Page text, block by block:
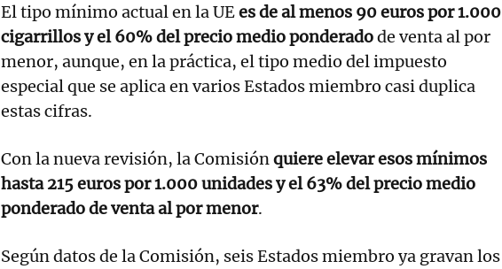
El tipo mínimo actual en la UEes de al menos 90 euros por 1.000
cigarrillos y el 60% del precio medio ponderadode venta al por
menor, aunque, en la práctica, el tipo medio del impuesto
especial que se aplica en varios Estados miembro casi duplica
estas cifras.
Con la nueva revisión, la Comisiónquiere elevar esos mínimos
hasta 215 euros por 1.000 unidades y el 63% del precio medio
ponderado de venta al por menor.
Según datos de la Comisión, seis Estados miembro ya gravan los